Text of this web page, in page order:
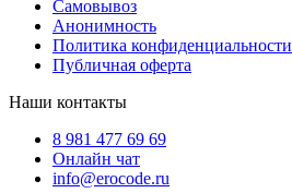
Самовывоз
Анонимность
Политика конфиденциальности
Публичная оферта
Наши контакты
8 981 477 69 69
Онлайн чат
info@erocode.ru